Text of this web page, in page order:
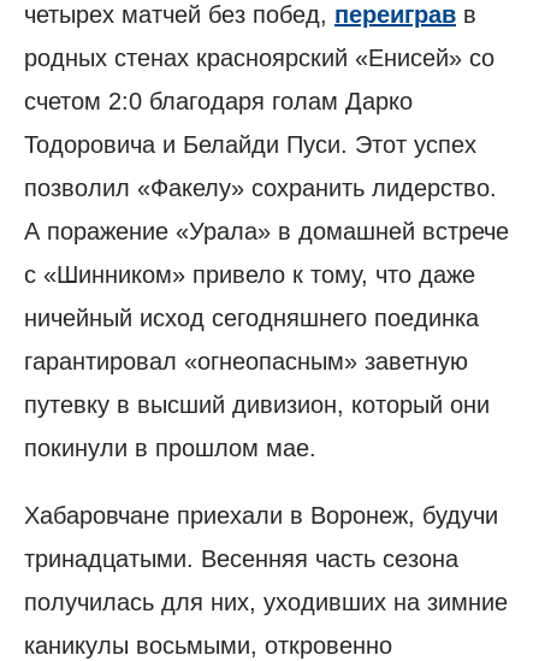
четырех матчей без побед, переиграв в
родных стенах красноярский «Енисей» со
счетом 2:0 благодаря голам Дарко
Тодоровича и Белайди Пуси. Этот успех
позволил «Факелу» сохранить лидерство.
А поражение «Урала» в домашней встрече
с «Шинником» привело к тому, что даже
ничейный исход сегодняшнего поединка
гарантировал «огнеопасным» заветную
путевку в высший дивизион, который они
покинули в прошлом мае.
Хабаровчане приехали в Воронеж, будучи
тринадцатыми. Весенняя часть сезона
получилась для них, уходивших на зимние
каникулы восьмыми, откровенно